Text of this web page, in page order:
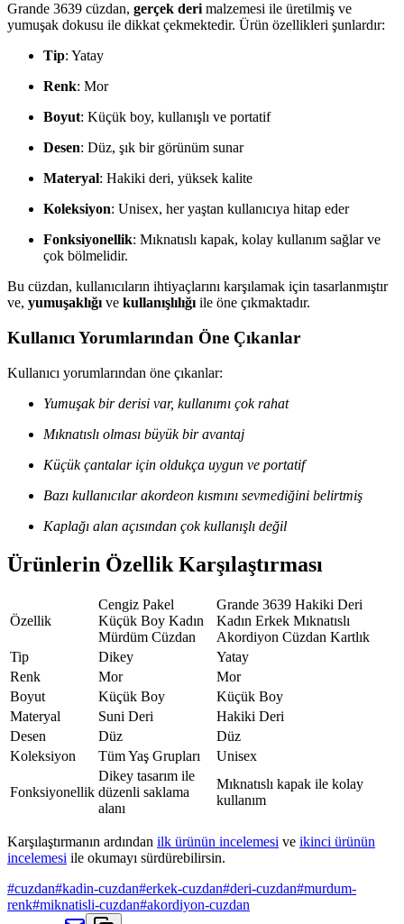
Grande 3639 cüzdan, gerçek deri malzemesi ile üretilmiş ve
yumuşak dokusu ile dikkat çekmektedir. Ürün özellikleri şunlardır:
Tip: Yatay
Renk: Mor
Boyut: Küçük boy, kullanışlı ve portatif
Desen: Düz, şık bir görünüm sunar
Materyal: Hakiki deri, yüksek kalite
Koleksiyon: Unisex, her yaştan kullanıcıya hitap eder
Fonksiyonellik: Mıknatıslı kapak, kolay kullanım sağlar ve
çok bölmelidir.
Bu cüzdan, kullanıcıların ihtiyaçlarını karşılamak için tasarlanmıştır
ve, yumuşaklığı ve kullanışlılığı ile öne çıkmaktadır.
Kullanıcı Yorumlarından Öne Çıkanlar
Kullanıcı yorumlarından öne çıkanlar:
Yumuşak bir derisi var, kullanımı çok rahat
Mıknatıslı olması büyük bir avantaj
Küçük çantalar için oldukça uygun ve portatif
Bazı kullanıcılar akordeon kısmını sevmediğini belirtmiş
Kaplağı alan açısından çok kullanışlı değil
Ürünlerin Özellik Karşılaştırması
Özellik
Cengiz Pakel
Küçük Boy Kadın
Mürdüm Cüzdan
Grande 3639 Hakiki Deri
Kadın Erkek Mıknatıslı
Akordiyon Cüzdan Kartlık
Tip
Dikey
Yatay
Renk
Mor
Mor
Boyut
Küçük Boy
Küçük Boy
Materyal
Suni Deri
Hakiki Deri
Desen
Düz
Düz
Koleksiyon
Tüm Yaş Grupları Unisex
Fonksiyonellik
Dikey tasarım ile
düzenli saklama
alanı
Mıknatıslı kapak ile kolay
kullanım
Karşılaştırmanın ardından ilk ürünün incelemesi ve ikinci ürünün
incelemesi ile okumayı sürdürebilirsin.
#cuzdan#kadin-cuzdan#erkek-cuzdan#deri-cuzdan#murdum-
renk#miknatisli-cuzdan#akordiyon-cuzdan